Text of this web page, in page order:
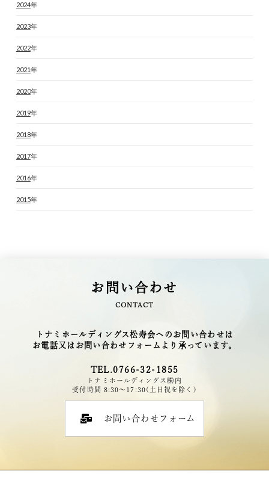
2024年
2023年
2022年
2021年
2020年
2019年
2018年
2017年
2016年
2015年
お問い合わせ
CONTACT
トナミホールディングス松寿会へのお問い合わせは
お電話又はお問い合わせフォームより承っています。
TEL.0766-32-1855
トナミホールディングス㈱内
受付時間 8:30～17:30(土日祝を除く)
お問い合わせフォーム